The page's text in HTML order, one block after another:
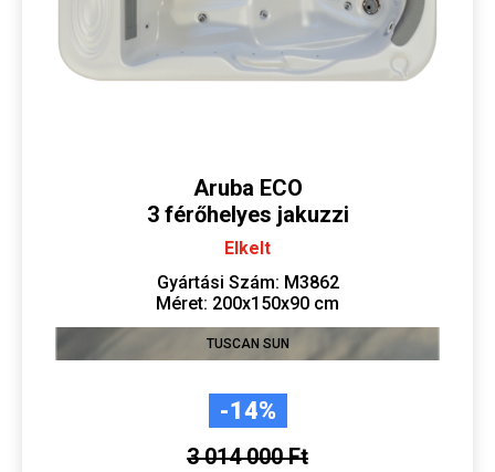
Aruba ECO
3 férőhelyes jakuzzi
Elkelt
Gyártási Szám: M3862
Méret: 200x150x90 cm
TUSCAN SUN
-14%
3 014 000 Ft